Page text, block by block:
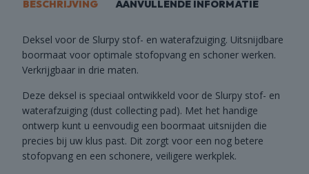
BESCHRIJVING AANVULLENDE INFORMATIE
Deksel voor de Slurpy stof- en waterafzuiging. Uitsnijdbare
boormaat voor optimale stofopvang en schoner werken.
Verkrijgbaar in drie maten.
Deze deksel is speciaal ontwikkeld voor de Slurpy stof- en
waterafzuiging (dust collecting pad). Met het handige
ontwerp kunt u eenvoudig een boormaat uitsnijden die
precies bij uw klus past. Dit zorgt voor een nog betere
stofopvang en een schonere, veiligere werkplek.